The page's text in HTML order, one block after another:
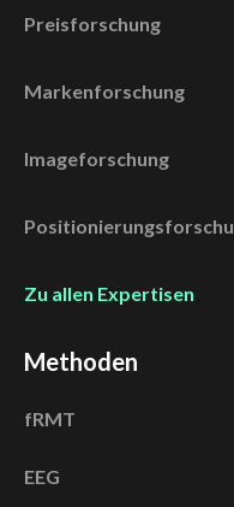
Preisforschung
Markenforschung
Imageforschung
Zu allen Expertisen
Methoden
fRMT
EEG